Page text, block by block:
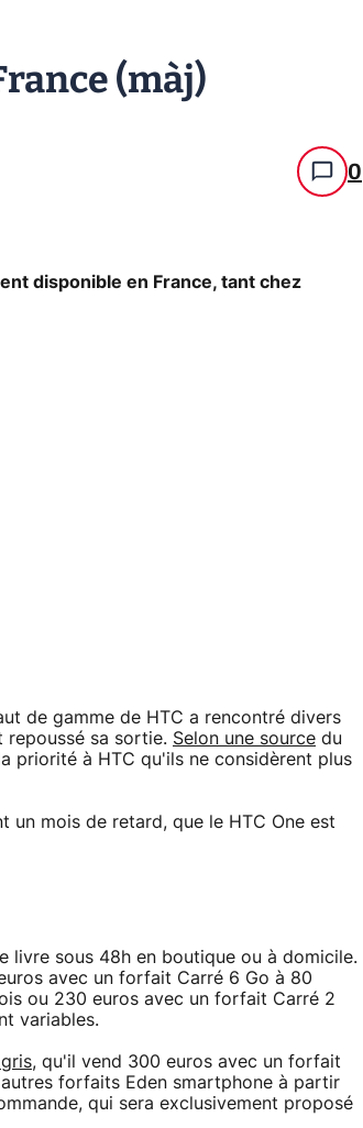
(màj)
0
disponible en France, tant chez
de gamme de HTC a rencontré divers
repoussé sa sortie. Selon une source du
priorité à HTC qu'ils ne considèrent plus
mois de retard, que le HTC One est
livre sous 48h en boutique ou à domicile.
avec un forfait Carré 6 Go à 80
ou 230 euros avec un forfait Carré 2
variables.
, qu'il vend 300 euros avec un forfait
forfaits Eden smartphone à partir
qui sera exclusivement proposé